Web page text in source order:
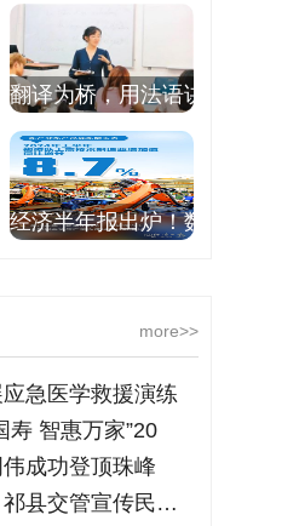
翻译为桥，用法语讲
经济半年报出炉！数
more>>
急医学救援演练
寿 智惠万家”20
成功登顶珠峰
平安路上的一抹蓝｜祁县交管宣传民警的坚